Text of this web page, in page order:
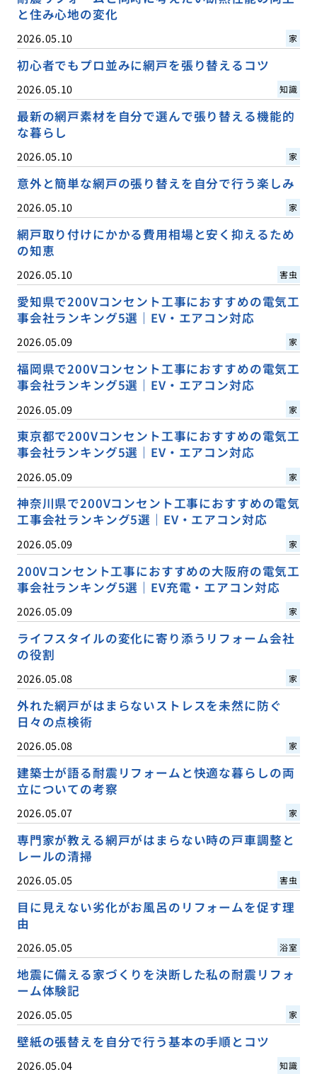
と住み心地の変化
2026.05.10 家
初心者でもプロ並みに網戸を張り替えるコツ
2026.05.10 知識
最新の網戸素材を自分で選んで張り替える機能的
な暮らし
2026.05.10 家
意外と簡単な網戸の張り替えを自分で行う楽しみ
2026.05.10 家
網戸取り付けにかかる費用相場と安く抑えるため
の知恵
2026.05.10 害虫
愛知県で200Vコンセント工事におすすめの電気工
事会社ランキング5選｜EV・エアコン対応
2026.05.09 家
福岡県で200Vコンセント工事におすすめの電気工
事会社ランキング5選｜EV・エアコン対応
2026.05.09 家
東京都で200Vコンセント工事におすすめの電気工
事会社ランキング5選｜EV・エアコン対応
2026.05.09 家
神奈川県で200Vコンセント工事におすすめの電気
工事会社ランキング5選｜EV・エアコン対応
2026.05.09 家
200Vコンセント工事におすすめの大阪府の電気工
事会社ランキング5選｜EV充電・エアコン対応
2026.05.09 家
ライフスタイルの変化に寄り添うリフォーム会社
の役割
2026.05.08 家
外れた網戸がはまらないストレスを未然に防ぐ
日々の点検術
2026.05.08 家
建築士が語る耐震リフォームと快適な暮らしの両
立についての考察
2026.05.07 家
専門家が教える網戸がはまらない時の戸車調整と
レールの清掃
2026.05.05 害虫
目に見えない劣化がお風呂のリフォームを促す理
由
2026.05.05 浴室
地震に備える家づくりを決断した私の耐震リフォ
ーム体験記
2026.05.05 家
壁紙の張替えを自分で行う基本の手順とコツ
2026.05.04 知識